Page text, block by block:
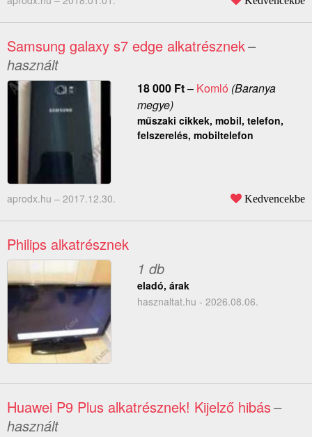
Samsung galaxy s7 edge alkatrésznek–
használt
18 000 Ft– Komló (Baranya
megye)
műszaki cikkek, mobil, telefon,
felszerelés, mobiltelefon
aprodx.hu – 2017.12.30. Kedvencekbe
Philips alkatrésznek
1 db
eladó, árak
hasznaltat.hu - 2026.08.06.
Huawei P9 Plus alkatrésznek! Kijelző hibás–
használt